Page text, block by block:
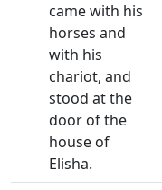
came with his
horses and
with his
chariot, and
stood at the
door of the
house of
Elisha.